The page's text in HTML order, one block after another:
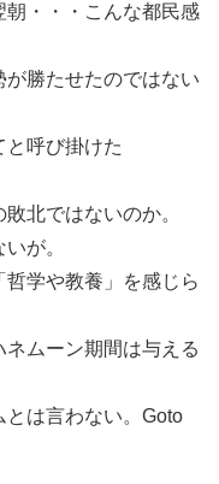
・・・こんな都民感
勝たせたのではない
と呼び掛けた
北ではないのか。
が。
学や教養」を感じら
ムーン期間は与える
は言わない。Goto